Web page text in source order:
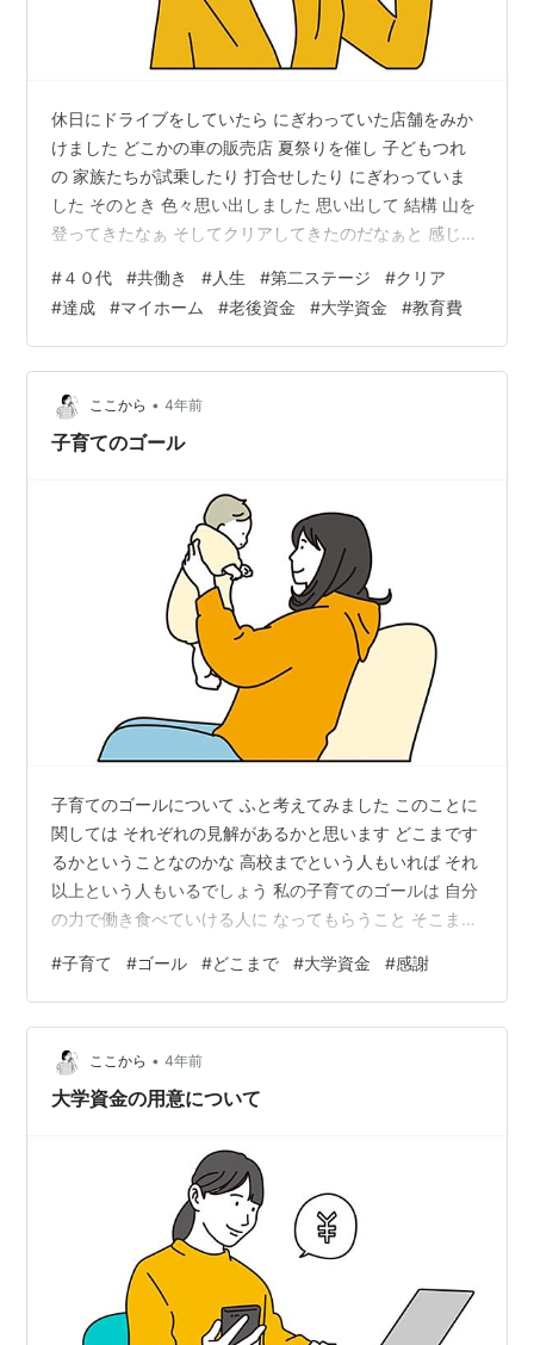
休日にドライブをしていたら にぎわっていた店舗をみか
けました どこかの車の販売店 夏祭りを催し 子どもつれ
の 家族たちが試乗したり 打合せしたり にぎわっていま
した そのとき 色々思い出しました 思い出して 結構 山を
登ってきたなぁ そしてクリアしてきたのだなぁと 感じま
生まれて ミニバンに 変えました 私と夫 夫婦になって 初
めての大きな買い物だったかも しれませんね 一括で支払
いました ３３０万 その時は現金で私が支払いに行ったか
な それから一人目が生まれ 転勤があり 私も中古の車を
もう一台購入しました ６０万 二人目が生まれ 二人目が…
#４０代 #共働き #人生 #第二ステージ #クリア
#達成 #マイホーム #老後資金 #大学資金 #教育費
ここから • 4年前
子育てのゴール
子育てのゴールについて ふと考えてみました このことに
関しては それぞれの見解があるかと思います どこまです
るかということなのかな 高校までという人もいれば それ
以上という人もいるでしょう 私の子育てのゴールは 自分
の力で働き食べていける人に なってもらうこと そこまで
です なので私が援助できる間に できるだけ自分にプラス
になる 資格などを取ってねと伝えています 高校生の間に
も 大学生になっても なんだっていいのですけどね 好き
な事でも 得意な事でも 何かもしかして履歴書にかけたり
人に言えることが生まれたりするかも しれないですから
#子育て #ゴール #どこまで #大学資金 #感謝
ここから • 4年前
大学資金の用意について